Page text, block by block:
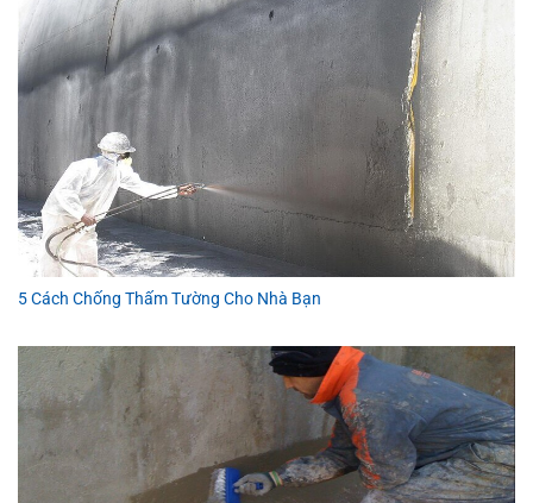
5 Cách Chống Thấm Tường Cho Nhà Bạn